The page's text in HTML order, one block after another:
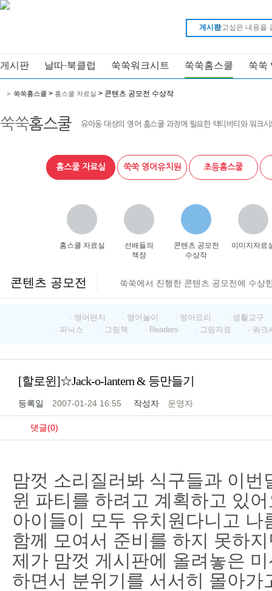
게시판
게시판 날따·북클럽 쑥쑥워크시트 쑥쑥홈스쿨 쑥쑥
쑥쑥홈스쿨 유아동 대상의 영어 홈스쿨 과정에 필요한 액티비티와 워크
> 쑥쑥홈스쿨 > 홈스쿨 자료실 > 콘텐츠 공모전 수상작
홈스쿨 자료실 쑥쑥 영어유치원 초등홈스쿨
홈스쿨 자료실
선배들의
책장
콘텐츠 공모전
수상작
이미지자료
콘텐츠 공모전 쑥쑥에서 진행한 콘텐츠 공모전에 수상
· 영어편지 · 영어놀이 · 영어요리
· 생활교구
· 파닉스
· 그림책 · Readers · 그림자료 · 워크
[할로윈]☆Jack-o-lantern & 등만들기
등록일 2007-01-24 16:55 작성자 운영자
댓글(0)
맘껏 소리질러봐 식구들과 이번
윈 파티를 하려고 계획하고 있
아이들이 모두 유치원다니고 나
함께 모여서 준비를 하지 못하
제가 맘껏 게시판에 올려놓은
하면서 분위기를 서서히 몰아가